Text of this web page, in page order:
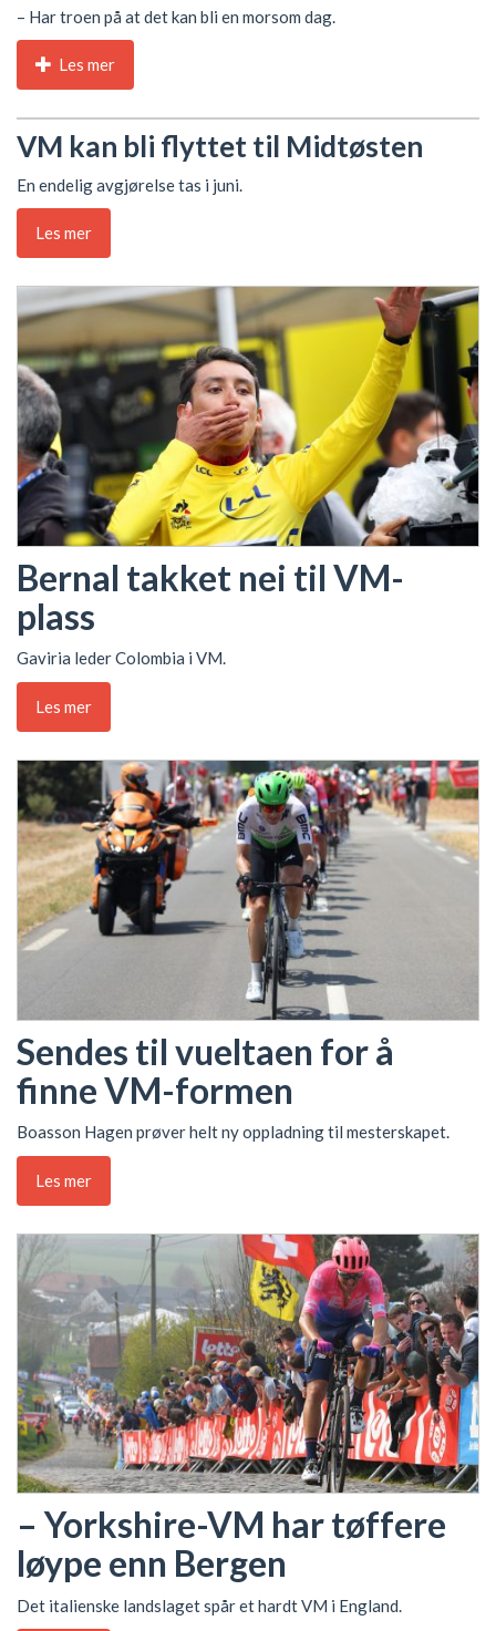
– Har troen på at det kan bli en morsom dag.
Les mer
VM kan bli flyttet til Midtøsten
En endelig avgjørelse tas i juni.
Les mer
Bernal takket nei til VM-
plass
Gaviria leder Colombia i VM.
Les mer
Sendes til vueltaen for å
finne VM-formen
Boasson Hagen prøver helt ny oppladning til mesterskapet.
Les mer
– Yorkshire-VM har tøffere
løype enn Bergen
Det italienske landslaget spår et hardt VM i England.